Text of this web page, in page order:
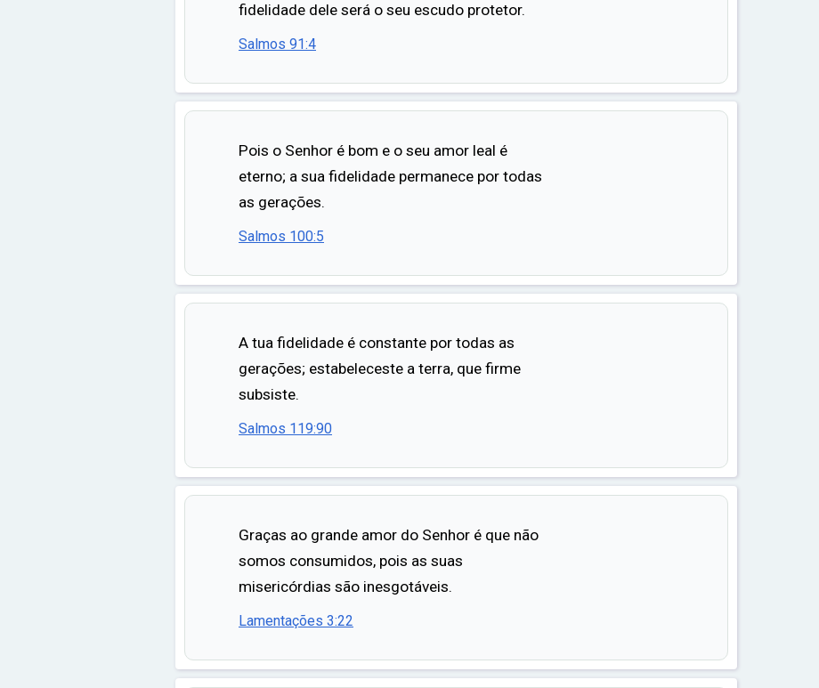
fidelidade dele será o seu escudo protetor.
Salmos 91:4
Pois o Senhor é bom e o seu amor leal é
eterno; a sua fidelidade permanece por todas
as gerações.
Salmos 100:5
A tua fidelidade é constante por todas as
gerações; estabeleceste a terra, que firme
subsiste.
Salmos 119:90
Graças ao grande amor do Senhor é que não
somos consumidos, pois as suas
misericórdias são inesgotáveis.
Lamentações 3:22